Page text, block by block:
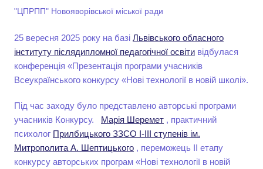
"ЦПРПП" Новояворівської міської ради
25 вересня 2025 року на базі Львівського обласного
інституту післядипломної педагогічної освіти відбулася
конференція «Презентація програми учасників
Всеукраїнського конкурсу «Нові технології в новій школі».
Під час заходу було представлено авторські програми
учасників Конкурсу. Марія Шеремет , практичний
психолог Прилбицького ЗЗСО І-ІІІ ступенів ім.
Митрополита А. Шептицького , переможець ІІ етапу
конкурсу авторських програм «Нові технології в новій